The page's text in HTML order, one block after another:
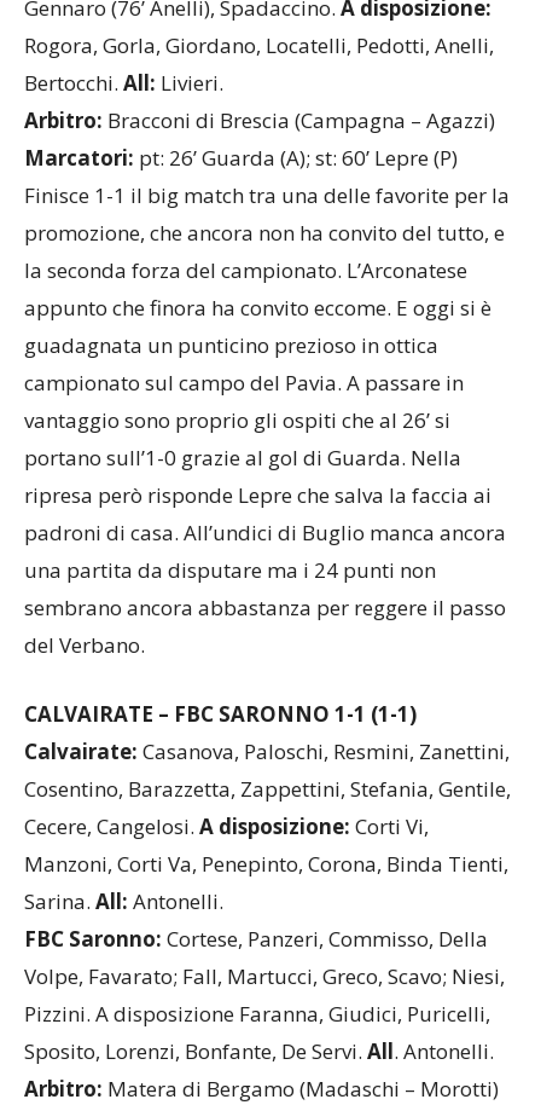
Gennaro (76’ Anelli), Spadaccino. A disposizione:
Rogora, Gorla, Giordano, Locatelli, Pedotti, Anelli,
Bertocchi. All: Livieri.
Arbitro: Bracconi di Brescia (Campagna – Agazzi)
Marcatori: pt: 26’ Guarda (A); st: 60’ Lepre (P)
Finisce 1-1 il big match tra una delle favorite per la
promozione, che ancora non ha convito del tutto, e
la seconda forza del campionato. L’Arconatese
appunto che finora ha convito eccome. E oggi si è
guadagnata un punticino prezioso in ottica
campionato sul campo del Pavia. A passare in
vantaggio sono proprio gli ospiti che al 26’ si
portano sull’1-0 grazie al gol di Guarda. Nella
ripresa però risponde Lepre che salva la faccia ai
padroni di casa. All’undici di Buglio manca ancora
una partita da disputare ma i 24 punti non
sembrano ancora abbastanza per reggere il passo
del Verbano.
CALVAIRATE – FBC SARONNO 1-1 (1-1)
Calvairate: Casanova, Paloschi, Resmini, Zanettini,
Cosentino, Barazzetta, Zappettini, Stefania, Gentile,
Cecere, Cangelosi. A disposizione: Corti Vi,
Manzoni, Corti Va, Penepinto, Corona, Binda Tienti,
Sarina. All: Antonelli.
FBC Saronno: Cortese, Panzeri, Commisso, Della
Volpe, Favarato; Fall, Martucci, Greco, Scavo; Niesi,
Pizzini. A disposizione Faranna, Giudici, Puricelli,
Sposito, Lorenzi, Bonfante, De Servi. All. Antonelli.
Arbitro: Matera di Bergamo (Madaschi – Morotti)